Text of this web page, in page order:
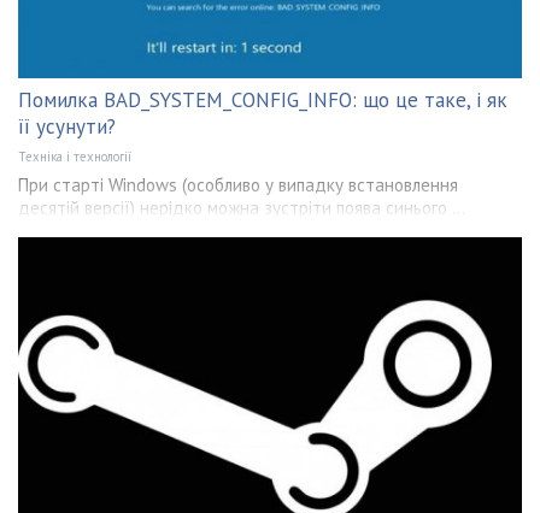
Помилка BAD_SYSTEM_CONFIG_INFO: що це таке, і як
її усунути?
Техніка і технології
При старті Windows (особливо у випадку встановлення
десятій версії) нерідко можна зустріти поява синього ...